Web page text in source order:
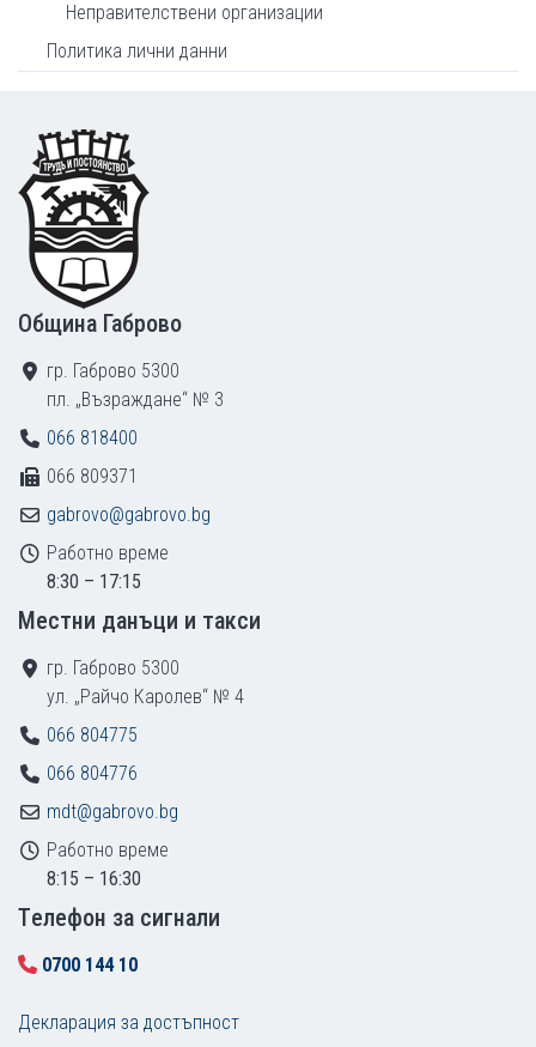
Неправителствени организации
Политика лични данни
Footer
Община Габрово
гр. Габрово 5300
пл. „Възраждане“ № 3
066 818400
066 809371
gabrovo@gabrovo.bg
Работно време
8:30 – 17:15
Местни данъци и такси
гр. Габрово 5300
ул. „Райчо Каролев“ № 4
066 804775
066 804776
mdt@gabrovo.bg
Работно време
8:15 – 16:30
Tелефон за сигнали
0700 144 10
Декларация за достъпност